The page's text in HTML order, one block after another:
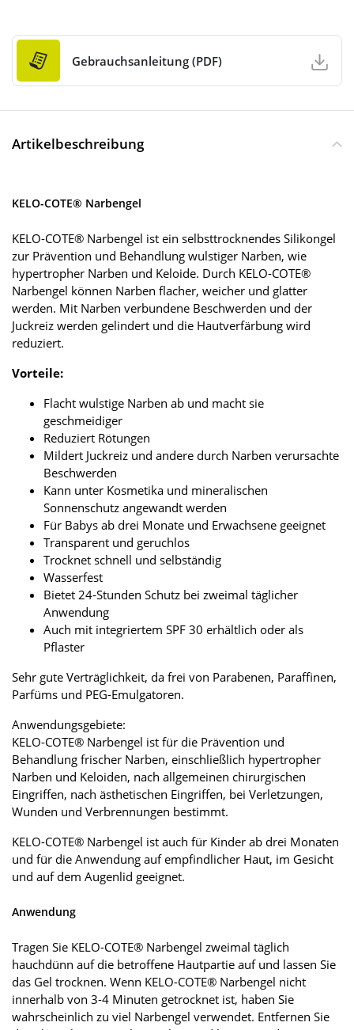
Gebrauchsanleitung (PDF)
Artikelbeschreibung
KELO-COTE® Narbengel
KELO-COTE® Narbengel ist ein selbsttrocknendes Silikongel
zur Prävention und Behandlung wulstiger Narben, wie
hypertropher Narben und Keloide. Durch KELO-COTE®
Narbengel können Narben flacher, weicher und glatter
werden. Mit Narben verbundene Beschwerden und der
Juckreiz werden gelindert und die Hautverfärbung wird
reduziert.
Vorteile:
Flacht wulstige Narben ab und macht sie
geschmeidiger
Reduziert Rötungen
Mildert Juckreiz und andere durch Narben verursachte
Beschwerden
Kann unter Kosmetika und mineralischen
Sonnenschutz angewandt werden
Für Babys ab drei Monate und Erwachsene geeignet
Transparent und geruchlos
Trocknet schnell und selbständig
Wasserfest
Bietet 24-Stunden Schutz bei zweimal täglicher
Anwendung
Auch mit integriertem SPF 30 erhältlich oder als
Pflaster
Sehr gute Verträglichkeit, da frei von Parabenen, Paraffinen,
Parfüms und PEG-Emulgatoren.
Anwendungsgebiete:
KELO-COTE® Narbengel ist für die Prävention und
Behandlung frischer Narben, einschließlich hypertropher
Narben und Keloiden, nach allgemeinen chirurgischen
Eingriffen, nach ästhetischen Eingriffen, bei Verletzungen,
Wunden und Verbrennungen bestimmt.
KELO-COTE® Narbengel ist auch für Kinder ab drei Monaten
und für die Anwendung auf empfindlicher Haut, im Gesicht
und auf dem Augenlid geeignet.
Anwendung
Tragen Sie KELO-COTE® Narbengel zweimal täglich
hauchdünn auf die betroffene Hautpartie auf und lassen Sie
das Gel trocknen. Wenn KELO-COTE® Narbengel nicht
innerhalb von 3-4 Minuten getrocknet ist, haben Sie
wahrscheinlich zu viel Narbengel verwendet. Entfernen Sie